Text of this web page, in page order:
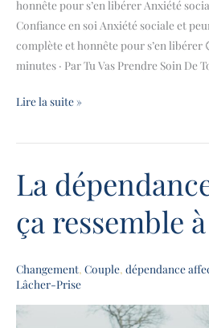
honnête pour s’en libérer Anxiété
Confiance en soi Anxiété sociale et
complète et honnête pour s’en
minutes · Par Tu Vas Prendre Soin De
Lire la suite »
La
ça ressemble
Changement, Couple, dépendance
Lâcher-Prise
La
dépendance
affective,
ça
à
quoi ?